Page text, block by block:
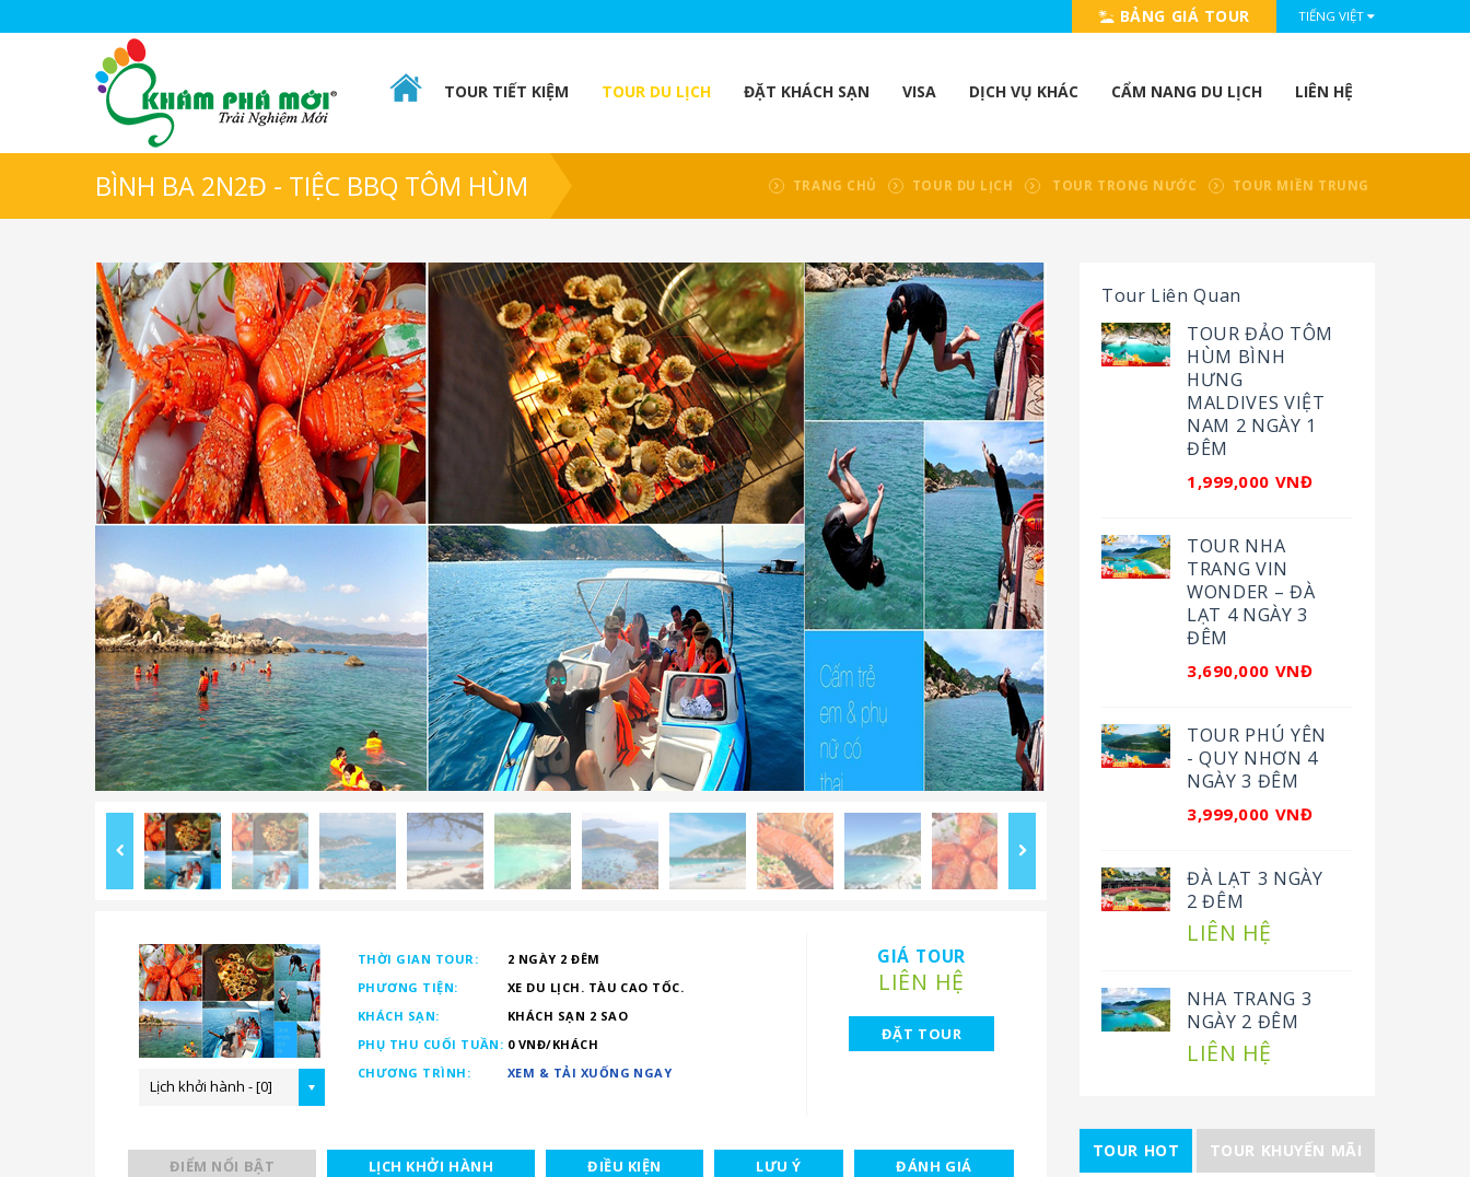
BẢNG GIÁ TOUR TIẾNG VIỆT
TOUR TIẾT KIỆM TOUR DU LỊCH ĐẶT KHÁCH SẠN VISA DỊCH VỤ KHÁC CẨM NANG DU LỊCH LIÊN HỆ
BÌNH BA 2N2Đ - TIỆC BBQ TÔM HÙM TRANG CHỦ TOUR DU LỊCH TOUR TRONG NƯỚC TOUR MIỀN TRUNG
Lịch khởi hành - [0]
THỜI GIAN TOUR:
2 NGÀY 2 ĐÊM
PHƯƠNG TIỆN:
XE DU LỊCH. TÀU CAO TỐC.
KHÁCH SẠN:
KHÁCH SẠN 2 SAO
PHỤ THU CUỐI TUẦN: 0 VNĐ/KHÁCH
CHƯƠNG TRÌNH:
XEM & TẢI XUỐNG NGAY
GIÁ TOUR
LIÊN HỆ
ĐẶT TOUR
ĐIỂM NỔI BẬT LỊCH KHỞI HÀNH ĐIỀU KIỆN LƯU Ý ĐÁNH GIÁ
Tour Liên Quan
TOUR ĐẢO TÔM
HÙM BÌNH
HƯNG
MALDIVES VIỆT
NAM 2 NGÀY 1
ĐÊM
1,999,000 VNĐ
TOUR NHA
TRANG VIN
WONDER – ĐÀ
LẠT 4 NGÀY 3
ĐÊM
3,690,000 VNĐ
TOUR PHÚ YÊN
- QUY NHƠN 4
NGÀY 3 ĐÊM
3,999,000 VNĐ
ĐÀ LẠT 3 NGÀY
2 ĐÊM
LIÊN HỆ
NHA TRANG 3
NGÀY 2 ĐÊM
LIÊN HỆ
TOUR HOT TOUR KHUYẾN MÃI